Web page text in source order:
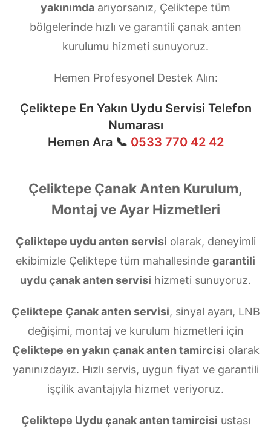
yakınımda arıyorsanız, Çeliktepe tüm
bölgelerinde hızlı ve garantili çanak anten
kurulumu hizmeti sunuyoruz.
Hemen Profesyonel Destek Alın:
Çeliktepe En Yakın Uydu Servisi Telefon
Numarası
Hemen Ara 📞 0533 770 42 42
Çeliktepe Çanak Anten Kurulum,
Montaj ve Ayar Hizmetleri
Çeliktepe uydu anten servisi olarak, deneyimli
ekibimizle Çeliktepe tüm mahallesinde garantili
uydu çanak anten servisi hizmeti sunuyoruz.
Çeliktepe Çanak anten servisi, sinyal ayarı, LNB
değişimi, montaj ve kurulum hizmetleri için
Çeliktepe en yakın çanak anten tamircisi olarak
yanınızdayız. Hızlı servis, uygun fiyat ve garantili
işçilik avantajıyla hizmet veriyoruz.
Çeliktepe Uydu çanak anten tamircisi ustası